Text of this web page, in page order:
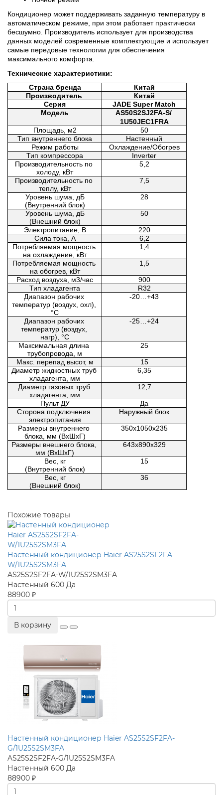
Кондиционер может поддерживать заданную температуру в
автоматическом режиме, при этом работает практически
бесшумно. Производитель использует для производства
данных моделей современные комплектующие и использует
самые передовые технологии для обеспечения
максимального комфорта.
Технические характеристики:
Страна бренда
Китай
Производитель
Китай
Серия
JADE Super Match
Модель
AS50S2SJ2FA-S/
1U50JEC1FRA
Площадь, м2
50
Тип внутреннего блока
Настенный
Режим работы
Охлаждение/Обогрев
Тип компрессора
Inverter
Производительность по
холоду, кВт
5,2
Производительность по
теплу, кВт
7,5
Уровень шума, дБ
(Внутренний блок)
28
Уровень шума, дБ
(Внешний блок)
50
Электропитание, В
220
Сила тока, A
6,2
Потребляемая мощность
на охлаждение, кВт
1,4
Потребляемая мощность
на обогрев, кВт
1,5
Расход воздуха, м3/час
900
Тип хладагента
R32
Диапазон рабочих
температур (воздух, охл),
°C
-20…+43
Диапазон рабочих
температур (воздух,
нагр), °C
-25…+24
Максимальная длина
трубопровода, м
25
Макс. перепад высот, м
15
Диаметр жидкостных труб
хладагента, мм
6,35
Диаметр газовых труб
хладагента, мм
12,7
Пульт ДУ
Да
Сторона подключения
электропитания
Наружный блок
Размеры внутреннего
блока, мм (ВxШxГ)
350х1050х235
Размеры внешнего блока,
мм (ВxШxГ)
643х890х329
Вес, кг
(Внутренний блок)
15
Вес, кг
(Внешний блок)
36
Похожие товары
Настенный кондиционер Haier AS25S2SF2FA-
W/1U25S2SM3FA
AS25S2SF2FA-W/1U25S2SM3FA
Настенный 600 Да
88900 ₽
В корзину
Настенный кондиционер Haier AS25S2SF2FA-
G/1U25S2SM3FA
AS25S2SF2FA-G/1U25S2SM3FA
Настенный 600 Да
88900 ₽